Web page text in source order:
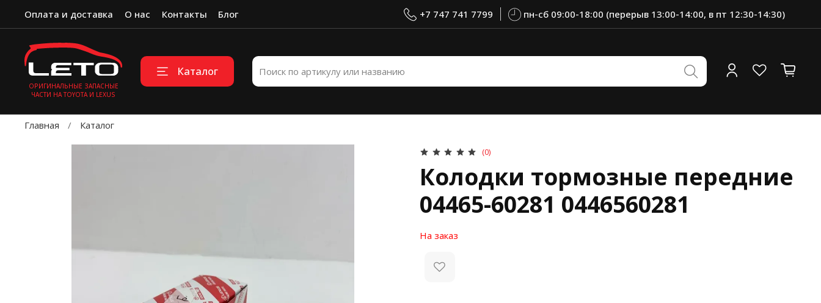
Оплата и доставка О нас Контакты Блог +7 747 741 7799 пн-сб 09:00-18:00 (перерыв 13:00-14:00, в пт 12:30-14:30)
ОРИГИНАЛЬНЫЕ ЗАПАСНЫЕ
ЧАСТИ НА TOYOTA И LEXUS
Каталог
Главная Каталог
(0)
Колодки тормозные передние
04465-60281 0446560281
На заказ